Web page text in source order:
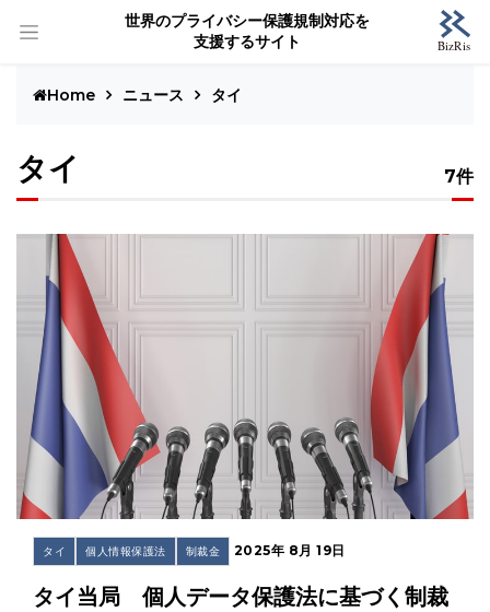
世界のプライバシー保護規制対応を
支援するサイト
Home ニュース タイ
タイ 7件
タイ 個人情報保護法 制裁金 2025年 8月 19日
タイ当局 個人データ保護法に基づく制裁